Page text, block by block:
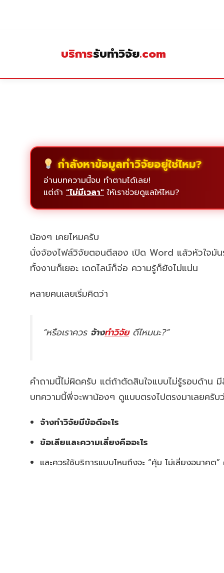
บริการรับทำวิจัย.com
กำลังหาข้อมูลทำวิจัยอยู่ใช่ไหม?
อ่านบทความนี้จบ ทำตามได้เลย!
แต่ถ้า "ไม่มีเวลา" ให้เราช่วยดูแลให้ไหม?
น้องๆ เคยไหมครับ
นั่งจ้องไฟล์วิจัยตอนตีสอง เปิด Word แล้วหัวใจมัน
ทั้งงานก็เยอะ เดดไลน์ก็จ่อ ความรู้ก็ยังไม่แน่น
หลายคนเลยเริ่มคิดว่า
“หรือเราควร จ้างทำวิจัยดีไหมนะ?”
คำถามนี้ไม่ผิดครับ แต่ถ้าตัดสินใจแบบไม่รู้รอบด้าน
บทความนี้พี่จะพาน้องๆ ดูแบบตรงไปตรงมาเลยครับ
จ้างทำวิจัยมีข้อดีอะไร
ข้อเสียและความเสี่ยงคืออะไร
และควรใช้บริการแบบไหนถึงจะ “คุ้ม ไม่เสี่ยงอนาคต